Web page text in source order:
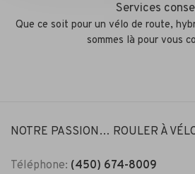
Services
Que ce soit pour un vélo de route,
sommes là pour vous
NOTRE PASSION… ROULER À
Téléphone: (450) 674-8009